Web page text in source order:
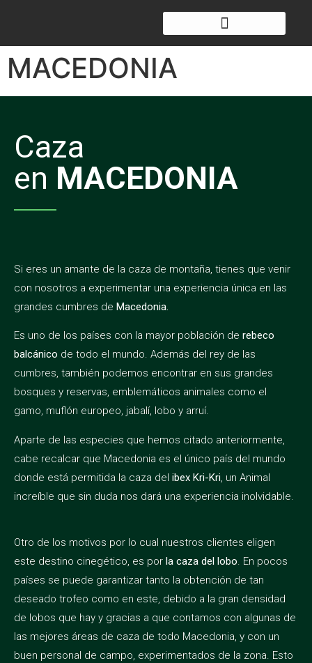
MACEDONIA
Caza
en MACEDONIA
Si eres un amante de la caza de montaña, tienes que venir
con nosotros a experimentar una experiencia única en las
grandes cumbres de Macedonia.
Es uno de los países con la mayor población de rebeco
balcánico de todo el mundo. Además del rey de las
cumbres, también podemos encontrar en sus grandes
bosques y reservas, emblemáticos animales como el
gamo, muflón europeo, jabalí, lobo y arruí.
Aparte de las especies que hemos citado anteriormente,
cabe recalcar que Macedonia es el único país del mundo
donde está permitida la caza del ibex Kri-Kri, un Animal
increíble que sin duda nos dará una experiencia inolvidable.
Otro de los motivos por lo cual nuestros clientes eligen
este destino cinegético, es por la caza del lobo. En pocos
países se puede garantizar tanto la obtención de tan
deseado trofeo como en este, debido a la gran densidad
de lobos que hay y gracias a que contamos con algunas de
las mejores áreas de caza de todo Macedonia, y con un
buen personal de campo, experimentados de la zona. Esto